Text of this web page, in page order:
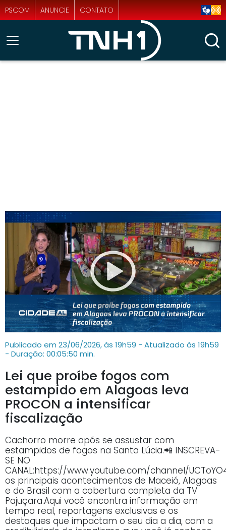
PSCOM ANUNCIE CONTATO
Publicado em 23/06/2026, às 19h59 - Atualizado às 19h59
- Duração: 00:05:50 min.
Lei que proíbe fogos com
estampido em Alagoas leva
PROCON a intensificar
fiscalização
Cachorro morre após se assustar com
estampidos de fogos na Santa Lúcia.📲 INSCREVA-
SE NO
CANAL:https://www.youtube.com/channel/
os principais acontecimentos de Maceió, Alagoas
e do Brasil com a cobertura completa da TV
Pajuçara.Aqui você encontra informação em
tempo real, reportagens exclusivas e os
destaques que impactam o seu dia a dia, com a